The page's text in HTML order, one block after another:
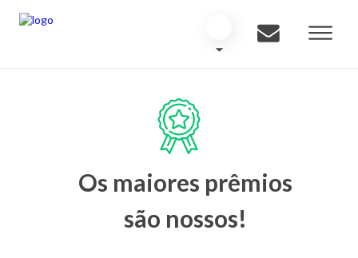
Os maiores prêmios
são nossos!